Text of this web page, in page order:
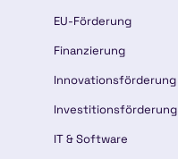
EU-Förderung
Finanzierung
Innovationsförderung
Investitionsförderung
IT & Software